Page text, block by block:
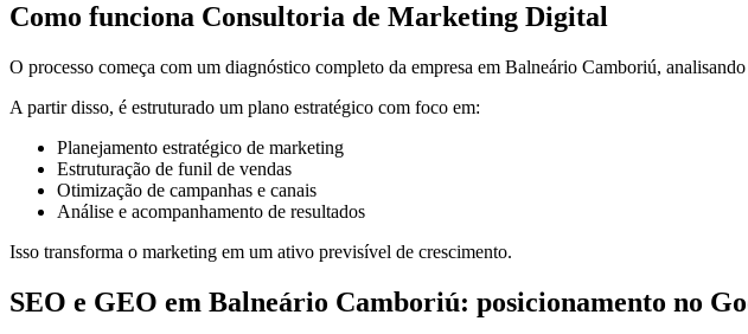
Como funciona Consultoria de Marketing Digital
O processo começa com um diagnóstico completo da empresa em Balneário Camboriú,
A partir disso, é estruturado um plano estratégico com foco em:
Planejamento estratégico de marketing
Estruturação de funil de vendas
Otimização de campanhas e canais
Análise e acompanhamento de resultados
Isso transforma o marketing em um ativo previsível de crescimento.
SEO e GEO em Balneário Camboriú: posicionamento no